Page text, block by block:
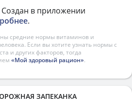
в приложении
.
средние нормы витаминов и
Если вы хотите узнать нормы с
и других факторов, тогда
«Мой здоровый рацион».
ЗАПЕКАНКА